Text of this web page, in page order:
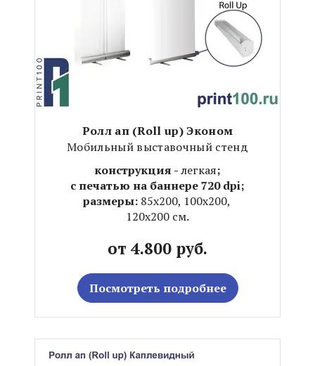
Ролл ап (Roll up) Эконом
Мобильный выставочный стенд
конструкция -легкая;
с печатью на баннере 720 dpi;
размеры: 85х200, 100х200,
120х200 см.
от 4.800 руб.
Посмотреть подробнее